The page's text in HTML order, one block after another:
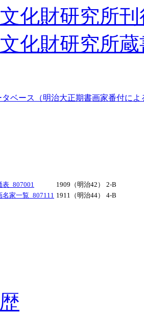
化財研究所
化財研究所
ベース（明治大正期書画家番付によ
表_807001 1909（明治42）
2-B
名家一覧_807111 1911（明治44） 4-B